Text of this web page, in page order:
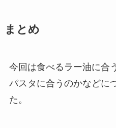
まとめ
今回は食べるラー油に合
パスタに合うのかなどに
た。